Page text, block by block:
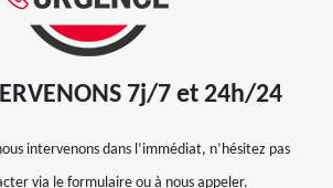
7j/7 et 24h/24
intervenons dans l’immédiat, n’hésitez pas
via le formulaire ou à nous appeler.